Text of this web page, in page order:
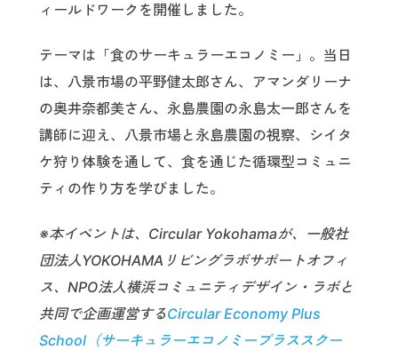
ィールドワークを開催しました。
テーマは「食のサーキュラーエコノミー」。当日
は、八景市場の平野健太郎さん、アマンダリーナ
の奥井奈都美さん、 永島農園の永島太一郎さんを
講師に迎え、八景市場と永島農園の視察、シイタ
ケ狩り体験を通して、食を通じた循環型コミュニ
ティの作り方を学びました。
※本イベントは、Circular Yokohamaが、一般社
団法人YOKOHAMAリビングラボサポートオフィ
ス、NPO法人横浜コミュニティデザイン・ラボと
共同で企画運営するCircular Economy Plus
School（サーキュラーエコノミープラススクー